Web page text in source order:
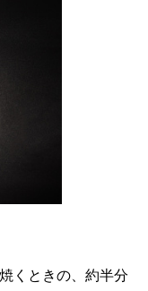
くときの、約半分